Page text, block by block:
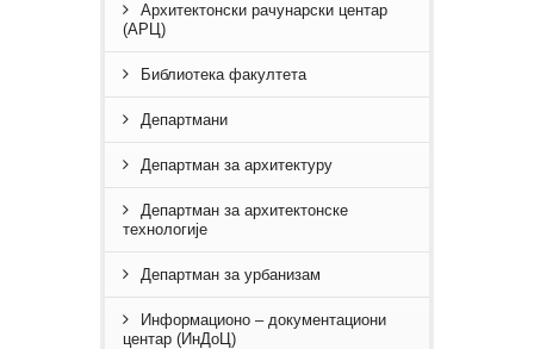
Архитектонски рачунарски центар
(АРЦ)
Библиотека факултета
Департмани
Департман за архитектуру
Департман за архитектонске
технологије
Департман за урбанизам
Информационо – документациони
центар (ИнДоЦ)